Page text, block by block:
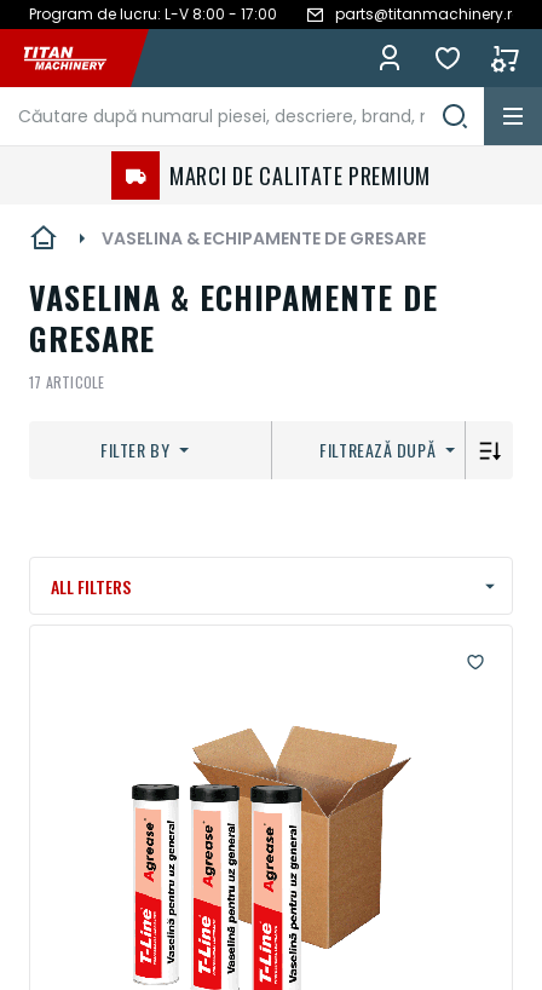
Program de lucru: L-V 8:00 - 17:00 parts@titanmachinery.ro
Mergeți
la
Conținut
MARCI DE CALITATE PREMIUM
VASELINA & ECHIPAMENTE DE GRESARE
VASELINA & ECHIPAMENTE DE
GRESARE
ALL FILTERS
17 ARTICOLE
FILTER BY FILTREAZĂ DUPĂ